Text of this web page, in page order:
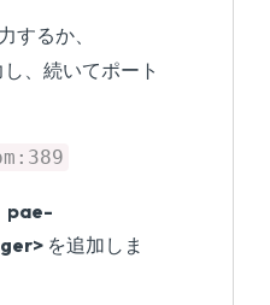
するか、
、続いてポート
pae-
を追加しま